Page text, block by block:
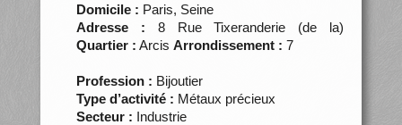
Domicile : Paris, Seine
Adresse : 8 Rue Tixeranderie (de la)
Quartier : Arcis Arrondissement : 7
Profession : Bijoutier
Type d’activité : Métaux précieux
Secteur : Industrie